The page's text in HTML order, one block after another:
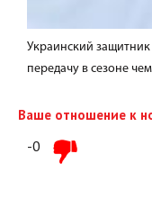
Украинский
передачу в сезоне
Ваше отношение к
-0